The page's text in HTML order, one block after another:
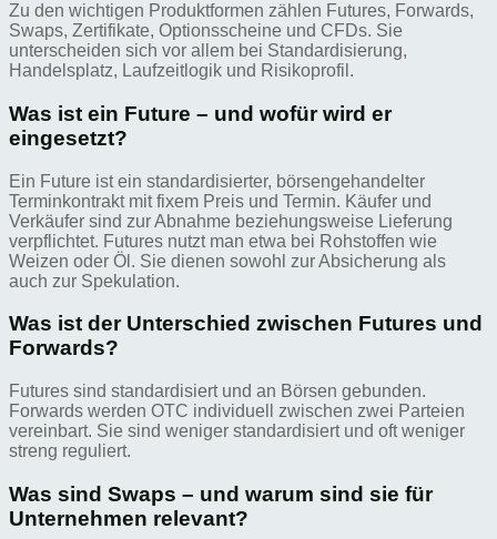
Zu den wichtigen Produktformen zählen Futures, Forwards,
Swaps, Zertifikate, Optionsscheine und CFDs. Sie
unterscheiden sich vor allem bei Standardisierung,
Handelsplatz, Laufzeitlogik und Risikoprofil.
Was ist ein Future – und wofür wird er
eingesetzt?
Ein Future ist ein standardisierter, börsengehandelter
Terminkontrakt mit fixem Preis und Termin. Käufer und
Verkäufer sind zur Abnahme beziehungsweise Lieferung
verpflichtet. Futures nutzt man etwa bei Rohstoffen wie
Weizen oder Öl. Sie dienen sowohl zur Absicherung als
auch zur Spekulation.
Was ist der Unterschied zwischen Futures und
Forwards?
Futures sind standardisiert und an Börsen gebunden.
Forwards werden OTC individuell zwischen zwei Parteien
vereinbart. Sie sind weniger standardisiert und oft weniger
streng reguliert.
Was sind Swaps – und warum sind sie für
Unternehmen relevant?